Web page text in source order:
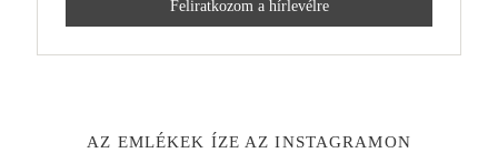
AZ EMLÉKEK ÍZE AZ INSTAGRAMON